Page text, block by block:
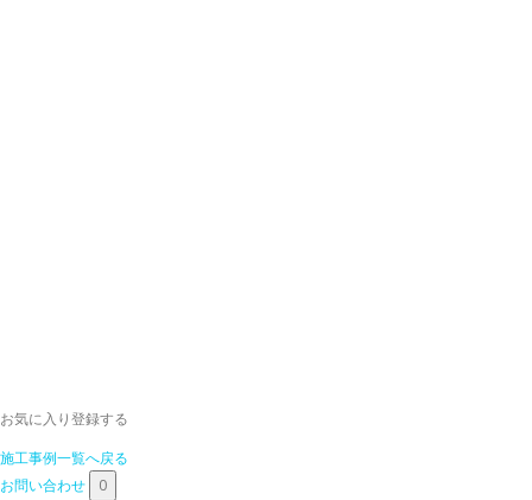
お気に入り登録する
施工事例一覧へ戻る
お問い合わせ
0